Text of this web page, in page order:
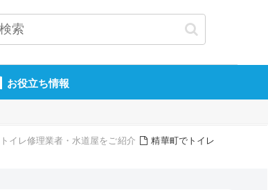
お役立ち情報
イレ修理業者・水道屋をご紹介
精華町でトイレ